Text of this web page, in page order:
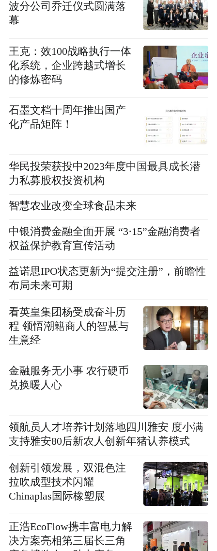
波分公司乔迁仪式圆满落
幕
王克：效100战略执行一体
化系统，企业跨越式增长
的修炼密码
石墨文档十周年推出国产
化产品矩阵！
华民投荣获投中2023年度中国最具成长潜
力私募股权投资机构
智慧农业改变全球食品未来
中银消费金融全面开展 “3·15”金融消费者
权益保护教育宣传活动
益诺思IPO状态更新为“提交注册”，前瞻性
布局未来可期
看英皇集团杨受成奋斗历
程 领悟潮籍商人的智慧与
生意经
金融服务无小事 农行硬币
兑换暖人心
领航员人才培养计划落地四川雅安 度小满
支持雅安80后新农人创新年猪认养模式
创新引领发展，双混色注
拉吹成型技术闪耀
Chinaplas国际橡塑展
正浩EcoFlow携丰富电力解
决方案亮相第三届长三角